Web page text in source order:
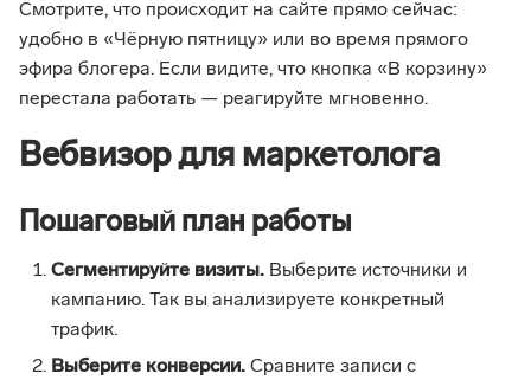
Смотрите, что происходит на сайте прямо сейчас:
удобно в «Чёрную пятницу» или во время прямого
эфира блогера. Если видите, что кнопка «В корзину»
перестала работать — реагируйте мгновенно.
Вебвизор для маркетолога
Пошаговый план работы
Сегментируйте визиты. Выберите источники и
кампанию. Так вы анализируете конкретный
трафик.
Выберите конверсии. Сравните записи с